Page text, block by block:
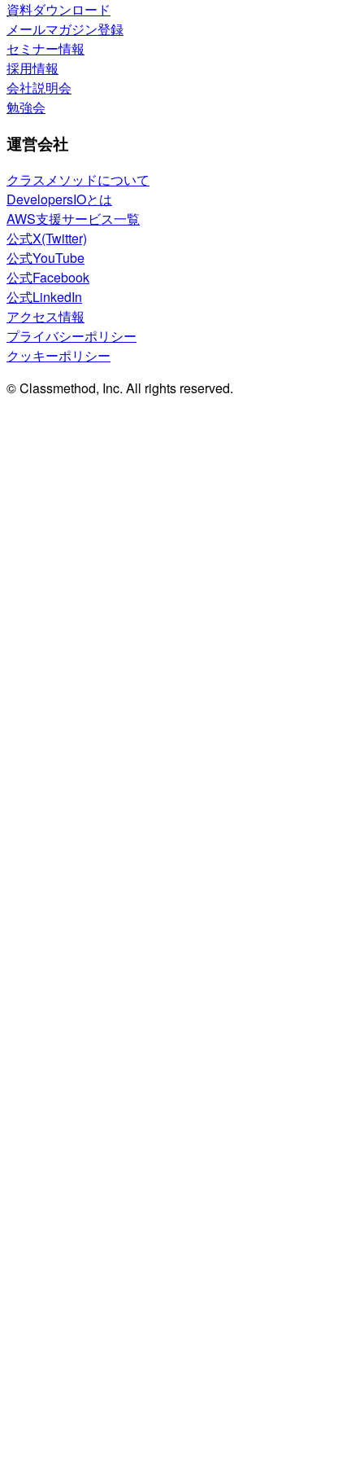
資料ダウンロード
メールマガジン登録
セミナー情報
採用情報
会社説明会
勉強会
運営会社
クラスメソッドについて
DevelopersIOとは
AWS支援サービス一覧
公式X(Twitter)
公式YouTube
公式Facebook
公式LinkedIn
アクセス情報
プライバシーポリシー
クッキーポリシー
© Classmethod, Inc. All rights reserved.